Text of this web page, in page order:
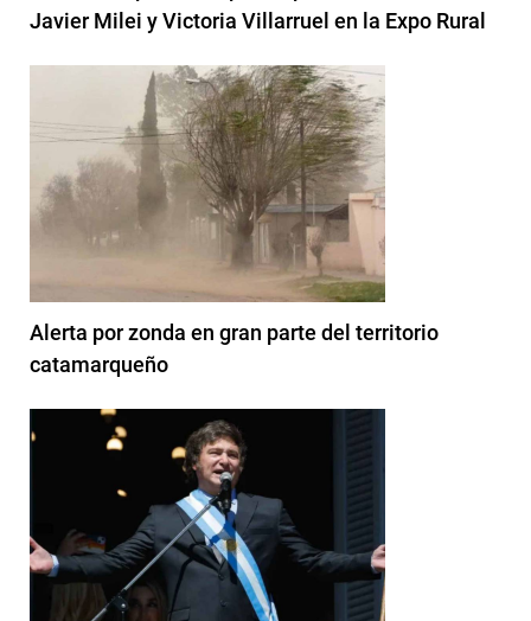
Javier Milei y Victoria Villarruel en la Expo Rural
Alerta por zonda en gran parte del territorio
catamarqueño